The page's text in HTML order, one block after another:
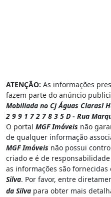
ATENÇÃO: As informações
fazem parte do anúncio
Mobiliada no Cj Águas Claras!
2 9 9 1 7 2 7 8 3 5 D - Rua
O portal MGF Imóveis não
de qualquer informação
MGF Imóveis não possui
criado e é de
as informações são
Silva. Por favor, entre
da Silva para obter mais